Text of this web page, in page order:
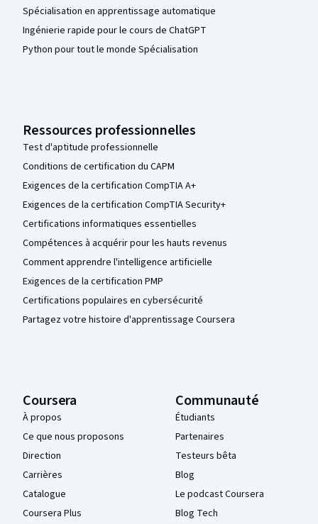
Spécialisation en apprentissage automatique
Ingénierie rapide pour le cours de ChatGPT
Python pour tout le monde Spécialisation
Ressources professionnelles
Test d'aptitude professionnelle
Conditions de certification du CAPM
Exigences de la certification CompTIA A+
Exigences de la certification CompTIA Security+
Certifications informatiques essentielles
Compétences à acquérir pour les hauts revenus
Comment apprendre l'intelligence artificielle
Exigences de la certification PMP
Certifications populaires en cybersécurité
Partagez votre histoire d'apprentissage Coursera
Coursera
À propos
Ce que nous proposons
Direction
Carrières
Catalogue
Coursera Plus
Communauté
Étudiants
Partenaires
Testeurs bêta
Blog
Le podcast Coursera
Blog Tech